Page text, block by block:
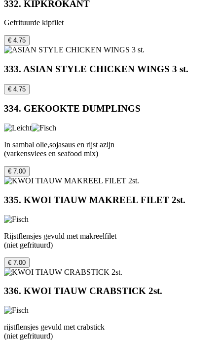
332. KIPKROKANT
Gefrituurde kipfilet
€ 4.75
333. ASIAN STYLE CHICKEN WINGS 3 st.
€ 4.75
334. GEKOOKTE DUMPLINGS
In sambal olie,sojasaus en rijst azijn
(varkensvlees en seafood mix)
€ 7.00
335. KWOI TIAUW MAKREEL FILET 2st.
Rijstflensjes gevuld met makreelfilet
(niet gefrituurd)
€ 7.00
336. KWOI TIAUW CRABSTICK 2st.
rijstflensjes gevuld met crabstick
(niet gefrituurd)